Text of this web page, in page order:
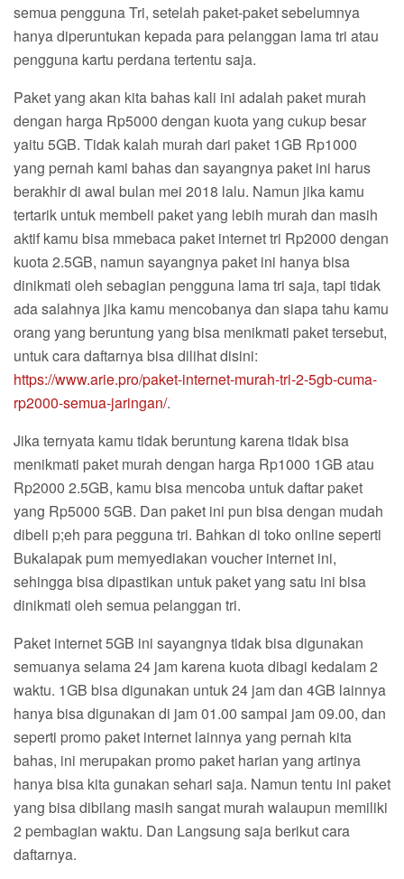
semua pengguna Tri, setelah paket-paket sebelumnya
hanya diperuntukan kepada para pelanggan lama tri atau
pengguna kartu perdana tertentu saja.
Paket yang akan kita bahas kali ini adalah paket murah
dengan harga Rp5000 dengan kuota yang cukup besar
yaitu 5GB. Tidak kalah murah dari paket 1GB Rp1000
yang pernah kami bahas dan sayangnya paket ini harus
berakhir di awal bulan mei 2018 lalu. Namun jika kamu
tertarik untuk membeli paket yang lebih murah dan masih
aktif kamu bisa mmebaca paket internet tri Rp2000 dengan
kuota 2.5GB, namun sayangnya paket ini hanya bisa
dinikmati oleh sebagian pengguna lama tri saja, tapi tidak
ada salahnya jika kamu mencobanya dan siapa tahu kamu
orang yang beruntung yang bisa menikmati paket tersebut,
untuk cara daftarnya bisa dilihat disini:
https://www.arie.pro/paket-internet-murah-tri-2-5gb-cuma-
rp2000-semua-jaringan/.
Jika ternyata kamu tidak beruntung karena tidak bisa
menikmati paket murah dengan harga Rp1000 1GB atau
Rp2000 2.5GB, kamu bisa mencoba untuk daftar paket
yang Rp5000 5GB. Dan paket ini pun bisa dengan mudah
dibeli p;eh para pegguna tri. Bahkan di toko online seperti
Bukalapak pum memyediakan voucher internet ini,
sehingga bisa dipastikan untuk paket yang satu ini bisa
dinikmati oleh semua pelanggan tri.
Paket internet 5GB ini sayangnya tidak bisa digunakan
semuanya selama 24 jam karena kuota dibagi kedalam 2
waktu. 1GB bisa digunakan untuk 24 jam dan 4GB lainnya
hanya bisa digunakan di jam 01.00 sampai jam 09.00, dan
seperti promo paket internet lainnya yang pernah kita
bahas, ini merupakan promo paket harian yang artinya
hanya bisa kita gunakan sehari saja. Namun tentu ini paket
yang bisa dibilang masih sangat murah walaupun memiliki
2 pembagian waktu. Dan Langsung saja berikut cara
daftarnya.